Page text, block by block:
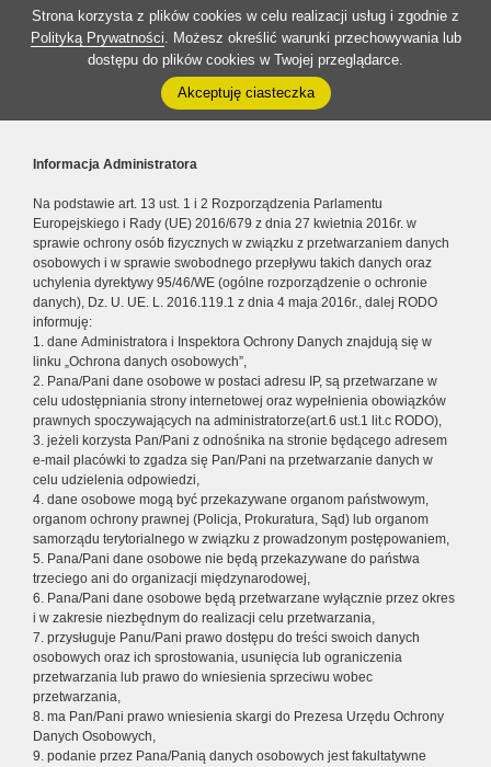
Strona korzysta z plików cookies w celu realizacji usług i zgodnie z
Polityką Prywatności. Możesz określić warunki przechowywania lub
dostępu do plików cookies w Twojej przeglądarce.
Akceptuję ciasteczka
Informacja Administratora
Na podstawie art. 13 ust. 1 i 2 Rozporządzenia Parlamentu
Europejskiego i Rady (UE) 2016/679 z dnia 27 kwietnia 2016r. w
sprawie ochrony osób fizycznych w związku z przetwarzaniem danych
osobowych i w sprawie swobodnego przepływu takich danych oraz
uchylenia dyrektywy 95/46/WE (ogólne rozporządzenie o ochronie
danych), Dz. U. UE. L. 2016.119.1 z dnia 4 maja 2016r., dalej RODO
informuję:
1. dane Administratora i Inspektora Ochrony Danych znajdują się w
linku „Ochrona danych osobowych”,
2. Pana/Pani dane osobowe w postaci adresu IP, są przetwarzane w
celu udostępniania strony internetowej oraz wypełnienia obowiązków
prawnych spoczywających na administratorze(art.6 ust.1 lit.c RODO),
3. jeżeli korzysta Pan/Pani z odnośnika na stronie będącego adresem
e-mail placówki to zgadza się Pan/Pani na przetwarzanie danych w
celu udzielenia odpowiedzi,
4. dane osobowe mogą być przekazywane organom państwowym,
organom ochrony prawnej (Policja, Prokuratura, Sąd) lub organom
samorządu terytorialnego w związku z prowadzonym postępowaniem,
5. Pana/Pani dane osobowe nie będą przekazywane do państwa
trzeciego ani do organizacji międzynarodowej,
6. Pana/Pani dane osobowe będą przetwarzane wyłącznie przez okres
i w zakresie niezbędnym do realizacji celu przetwarzania,
7. przysługuje Panu/Pani prawo dostępu do treści swoich danych
osobowych oraz ich sprostowania, usunięcia lub ograniczenia
przetwarzania lub prawo do wniesienia sprzeciwu wobec
przetwarzania,
8. ma Pan/Pani prawo wniesienia skargi do Prezesa Urzędu Ochrony
Danych Osobowych,
9. podanie przez Pana/Panią danych osobowych jest fakultatywne